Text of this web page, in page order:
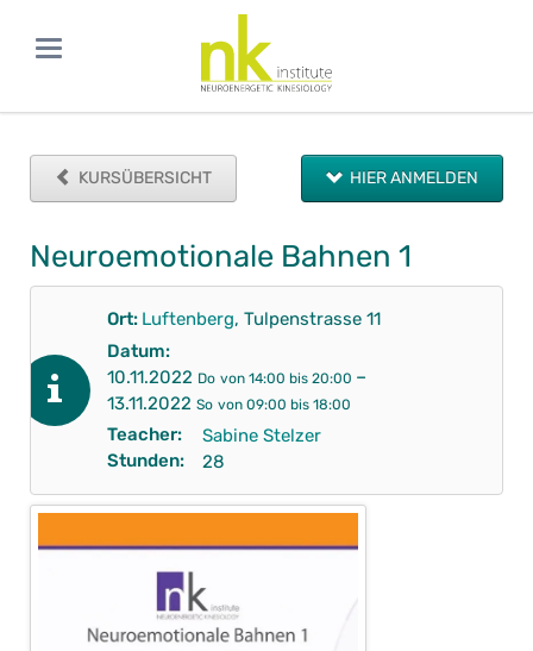
KURSÜBERSICHT HIER ANMELDEN
Neuroemotionale Bahnen 1
Ort: Luftenberg, Tulpenstrasse 11
Datum:
10.11.2022 Do von 14:00 bis 20:00 –
13.11.2022 So von 09:00 bis 18:00
Teacher:
Sabine Stelzer
Stunden:
28